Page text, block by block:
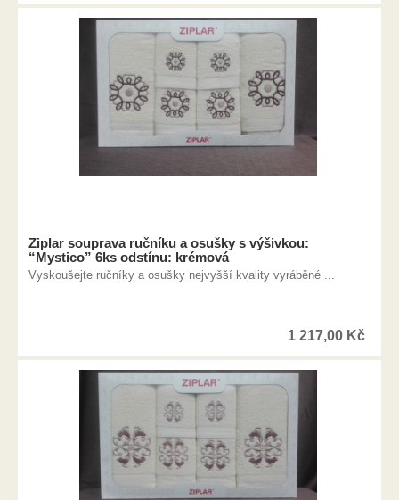
Ziplar souprava ručníku a osušky s výšivkou:
“Mystico” 6ks odstínu: krémová
Vyskoušejte ručníky a osušky nejvyšší kvality vyráběné ...
1 217,00 Kč